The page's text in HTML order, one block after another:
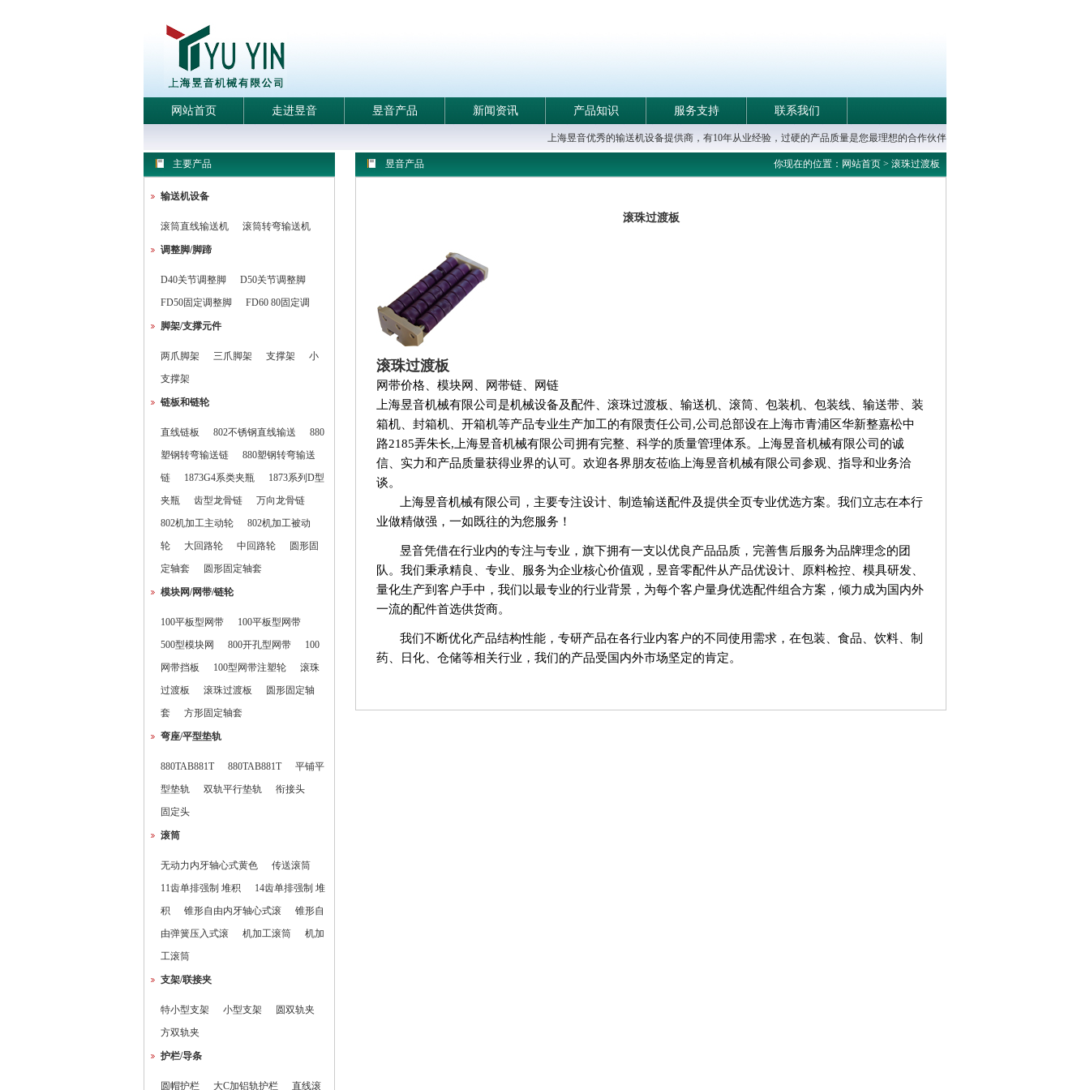
网站首页 走进昱音 昱音产品 新闻资讯 产品知识 服务支持 联系我们
上海昱音优秀的输送机设备提供商，有10年从业经验，过硬的产品质量是您最理想的合作伙伴
主要产品
输送机设备
滚筒直线输送机 滚筒转弯输送机
调整脚/脚蹄
D40关节调整脚
D50关节调整脚
FD50固定调整脚
FD60 80固定调
脚架/支撑元件
两爪脚架 三爪脚架 支撑架
小
支撑架
链板和链轮
直线链板 802不锈钢直线输送
880
塑钢转弯输送链
880塑钢转弯输送
链
1873G4系类夹瓶
1873系列D型
夹瓶
齿型龙骨链
万向龙骨链
802机加工主动轮
802机加工被动
轮
大回路轮 中回路轮
圆形固
定轴套
圆形固定轴套
模块网/网带/链轮
100平板型网带
100平板型网带
500型模块网
800开孔型网带
100
网带挡板
100型网带注塑轮
滚珠
过渡板
滚珠过渡板
圆形固定轴
套
方形固定轴套
弯座/平型垫轨
880TAB881T 880TAB881T
平铺平
型垫轨
双轨平行垫轨
衔接头
固定头
滚筒
无动力内牙轴心式黄色
传送滚筒
11齿单排强制 堆积
14齿单排强制 堆
积
锥形自由内牙轴心式滚
锥形自
由弹簧压入式滚
机加工滚筒
机加
工滚筒
支架/联接夹
特小型支架 小型支架
圆双轨夹
方双轨夹
护栏/导条
圆帽护栏 大C加铝轨护栏 直线滚
昱音产品 你现在的位置：网站首页 > 滚珠过渡板
滚珠过渡板
滚珠过渡板
网带价格、模块网、网带链、网链
上海昱音机械有限公司是机械设备及配件、滚珠过渡板、输送机、滚筒、包装机、包装线、输送带、装
箱机、封箱机、开箱机等产品专业生产加工的有限责任公司,公司总部设在上海市青浦区华新整嘉松中
路2185弄朱长,上海昱音机械有限公司拥有完整、科学的质量管理体系。上海昱音机械有限公司的诚
信、实力和产品质量获得业界的认可。欢迎各界朋友莅临上海昱音机械有限公司参观、指导和业务洽
谈。
上海昱音机械有限公司，主要专注设计、制造输送配件及提供全页专业优选方案。我们立志在本行
业做精做强，一如既往的为您服务！
昱音凭借在行业内的专注与专业，旗下拥有一支以优良产品品质，完善售后服务为品牌理念的团
队。我们秉承精良、专业、服务为企业核心价值观，昱音零配件从产品优设计、原料检控、模具研发、
量化生产到客户手中，我们以最专业的行业背景，为每个客户量身优选配件组合方案，倾力成为国内外
一流的配件首选供货商。
我们不断优化产品结构性能，专研产品在各行业内客户的不同使用需求，在包装、食品、饮料、制
药、日化、仓储等相关行业，我们的产品受国内外市场坚定的肯定。